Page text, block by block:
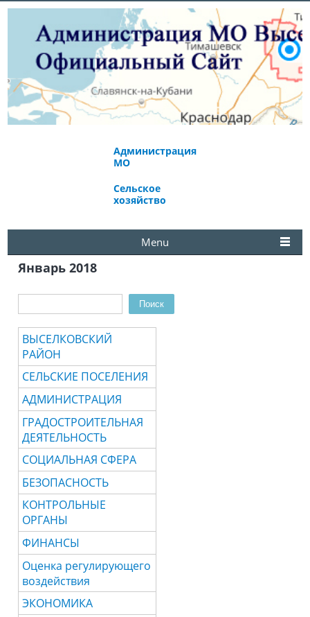
Администрация
МО
Сельское
хозяйство
Menu
Январь 2018
Поиск
ВЫСЕЛКОВСКИЙ
РАЙОН
СЕЛЬСКИЕ ПОСЕЛЕНИЯ
АДМИНИСТРАЦИЯ
ГРАДОСТРОИТЕЛЬНАЯ
ДЕЯТЕЛЬНОСТЬ
СОЦИАЛЬНАЯ СФЕРА
БЕЗОПАСНОСТЬ
КОНТРОЛЬНЫЕ
ОРГАНЫ
ФИНАНСЫ
Оценка регулирующего
воздействия
ЭКОНОМИКА